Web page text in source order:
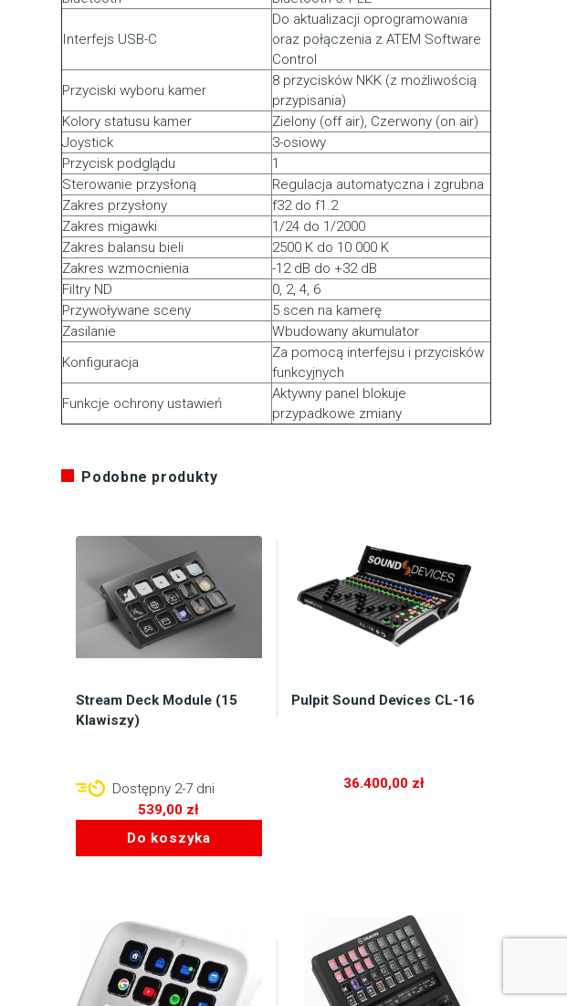
Interfejs USB-C
Do aktualizacji oprogramowania
oraz połączenia z ATEM Software
Control
Przyciski wyboru kamer
8 przycisków NKK (z możliwością
przypisania)
Kolory statusu kamer
Zielony (off air), Czerwony (on air)
Joystick
3-osiowy
Przycisk podglądu
1
Sterowanie przysłoną
Regulacja automatyczna i zgrubna
Zakres przysłony
f32 do f1.2
Zakres migawki
1/24 do 1/2000
Zakres balansu bieli
2500 K do 10 000 K
Zakres wzmocnienia
-12 dB do +32 dB
Filtry ND
0, 2, 4, 6
Przywoływane sceny
5 scen na kamerę
Zasilanie
Wbudowany akumulator
Konfiguracja
Za pomocą interfejsu i przycisków
funkcyjnych
Funkcje ochrony ustawień
Aktywny panel blokuje
przypadkowe zmiany
Podobne produkty
Stream Deck Module (15
Klawiszy)
Dostępny 2-7 dni
539,00 zł
Do koszyka
Pulpit Sound Devices CL-16
36.400,00 zł